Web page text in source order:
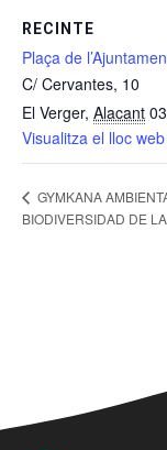
RECINTE
Plaça de
C/ Cervantes, 10
El Verger, Alacant
Visualitza el lloc
GYMKANA
BIODIVERSIDAD DE